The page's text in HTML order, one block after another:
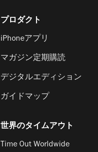
プロダクト
iPhoneアプリ
マガジン定期購読
デジタルエディション
ガイドマップ
世界のタイムアウト
Time Out Worldwide